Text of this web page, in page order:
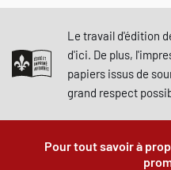
Le travail d'édition
d'ici. De plus,
papiers issus de
grand respect
Pour tout savoir à